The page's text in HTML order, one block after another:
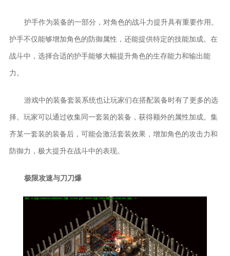
护手作为装备的一部分，对角色的战斗力提升具有重要作用。
护手不仅能够增加角色的防御属性，还能提供特定的技能加成。在
战斗中，选择合适的护手能够大幅提升角色的生存能力和输出能
力。
游戏中的装备套装系统也让玩家们在搭配装备时有了更多的选
择。玩家可以通过收集同一套装的装备，获得额外的属性加成。集
齐某一套装的装备后，可能会激活套装效果，增加角色的攻击力和
防御力，极大提升在战斗中的表现。
极限攻速与刀刀爆